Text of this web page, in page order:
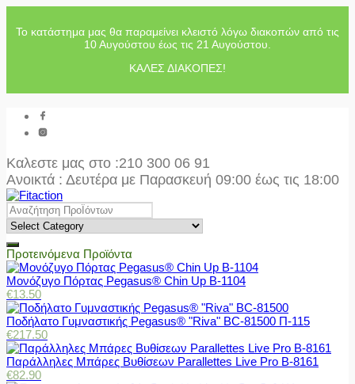
Το κατάστημα μας θα παραμείνει κλειστό λόγω διακοπών από τις
10 Αυγούστου έως τις 21 Αυγούστου.
ΚΑΛΕΣ ΔΙΑΚΟΠΕΣ!
Καλεστε μας στο :210 300 06 91
Ανοικτά : Δευτέρα με Παρασκευή 09:00 έως τις 18:00
Προτεινόμενα Προϊόντα
Μονόζυγο Πόρτας Pegasus® Chin Up Β-1104
€13.50
Ποδήλατο Γυμναστικής Pegasus® "Riva" BC-81500 Π-115
€217.50
Παράλληλες Μπάρες Βυθίσεων Parallettes Live Pro Β-8161
€82.90